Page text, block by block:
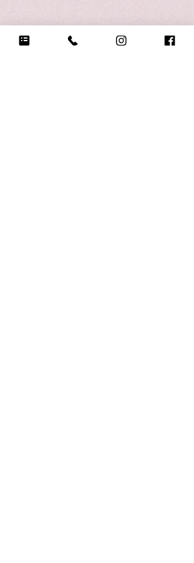
Q18. 悲しい時に頼る人は？